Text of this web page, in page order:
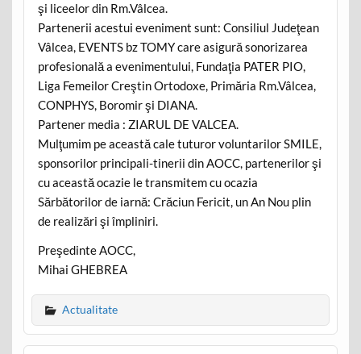
şi liceelor din Rm.Vâlcea.
Partenerii acestui eveniment sunt: Consiliul Judeţean
Vâlcea, EVENTS bz TOMY care asigură sonorizarea
profesională a evenimentului, Fundaţia PATER PIO,
Liga Femeilor Creştin Ortodoxe, Primăria Rm.Vâlcea,
CONPHYS, Boromir şi DIANA.
Partener media : ZIARUL DE VALCEA.
Mulţumim pe această cale tuturor voluntarilor SMILE,
sponsorilor principali-tinerii din AOCC, partenerilor şi
cu această ocazie le transmitem cu ocazia
Sărbătorilor de iarnă: Crăciun Fericit, un An Nou plin
de realizări şi împliniri.
Preşedinte AOCC,
Mihai GHEBREA
Actualitate